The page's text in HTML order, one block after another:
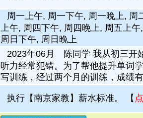
周一上午, 周一下午, 周一晚上,
上午, 周四下午, 周四晚上, 周五上
周日下午, 周日晚上
2023年06月 陈同学 我从初三开
听力经常犯错。为了帮他提升单词
写训练，经过两个月的训练，成绩
执行【南京家教】薪水标准。 【